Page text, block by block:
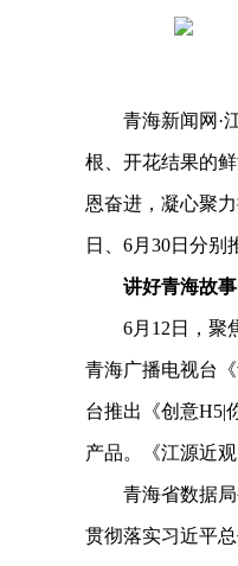
青海新闻网·江
根、开花结果的
恩奋进，凝心聚
日、6月30日分别
讲好青海故事
6月12日，聚焦
青海广播电视台
台推出《创意H5|
产品。《江源近
青海省数据局公
贯彻落实习近平